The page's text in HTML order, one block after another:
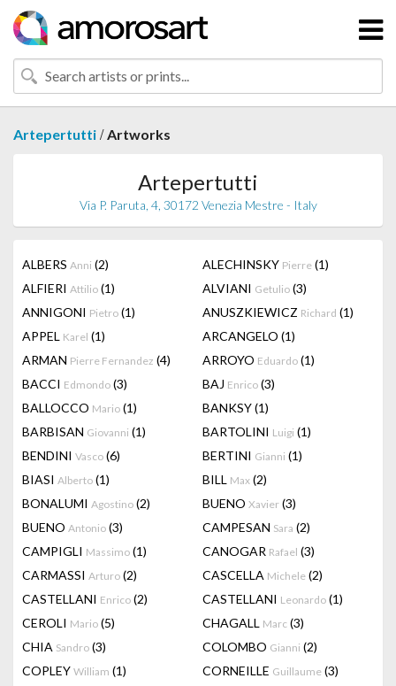
Artepertutti /Artworks
Artepertutti
Via P. Paruta, 4, 30172 Venezia Mestre - Italy
ALBERS Anni (2) ALECHINSKY Pierre (1)
ALFIERI Attilio (1) ALVIANI Getulio (3)
ANNIGONI Pietro (1) ANUSZKIEWICZ Richard (1)
APPEL Karel (1) ARCANGELO (1)
ARMAN Pierre Fernandez (4) ARROYO Eduardo (1)
BACCI Edmondo (3) BAJ Enrico (3)
BALLOCCO Mario (1) BANKSY(1)
BARBISAN Giovanni (1) BARTOLINI Luigi (1)
BENDINI Vasco (6) BERTINI Gianni (1)
BIASI Alberto (1) BILL Max (2)
BONALUMI Agostino (2) BUENO Xavier (3)
BUENO Antonio (3) CAMPESAN Sara (2)
CAMPIGLI Massimo (1) CANOGAR Rafael (3)
CARMASSI Arturo (2) CASCELLA Michele (2)
CASTELLANI Enrico (2) CASTELLANI Leonardo (1)
CEROLI Mario (5) CHAGALL Marc (3)
CHIA Sandro (3) COLOMBO Gianni (2)
COPLEY William (1) CORNEILLE Guillaume (3)